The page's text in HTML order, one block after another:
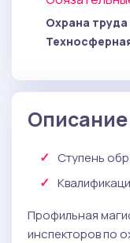
Охрана труда
Ступень
Профильная
инспекторов по